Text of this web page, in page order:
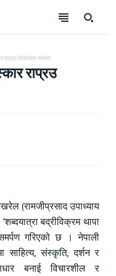
राप्रउ पोखरेलमा समर्पण
राप्रउ
(रामजीप्रसाद उपाध्याय
बद्रीविक्रम थापा
समर्पण गरिएको छ । नेपाली
साहित्य, संस्कृति, दर्शन र
बनाई विचारशील र